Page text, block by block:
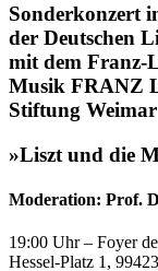
Sonderkonzert
der Deutschen
mit dem Franz-
Musik FRANZ
Stiftung Weimar
»Liszt und die
Moderation: Prof.
19:00 Uhr – Foyer
Hessel-Platz 1,